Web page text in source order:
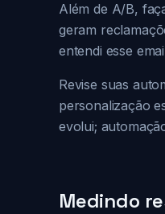
Além de A/B,
geram
entendi esse
Revise suas
personalização
evolui;
Medindo